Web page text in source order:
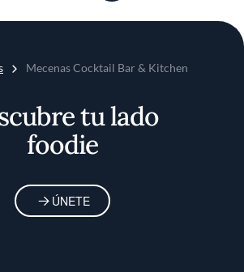
Mecenas Cocktail Bar & Kitchen
tu lado
foodie
ÚNETE